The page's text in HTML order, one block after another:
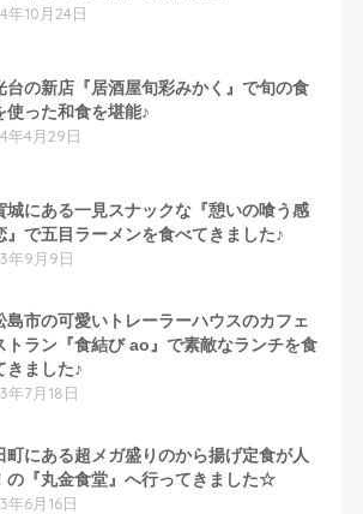
年10月24日
台の新店『居酒屋旬彩みかく』で旬の食
使った和食を堪能♪
年4月29日
城にある一見スナックな『憩いの喰う感
』で五目ラーメンを食べてきました♪
年9月9日
島市の可愛いトレーラーハウスのカフェ
トラン『食結び ao』で素敵なランチを食
きました♪
年7月18日
町にある超メガ盛りのから揚げ定食が人
の『丸金食堂』へ行ってきました☆
年6月16日